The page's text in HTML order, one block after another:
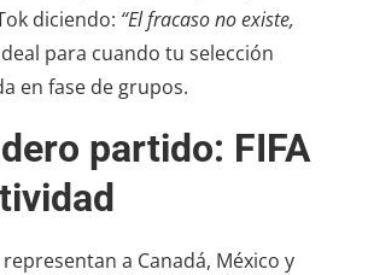
diciendo: “El fracaso no existe,
para cuando tu selección
en fase de grupos.
partido: FIFA
a Canadá, México y